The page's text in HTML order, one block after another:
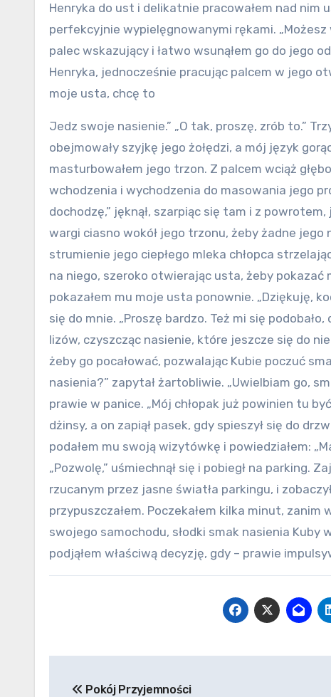
Henryka do ust i delikatnie pracowałem nad nim
perfekcyjnie wypielęgnowanymi rękami. „Możesz
palec wskazujący i łatwo wsunąłem go do jego
Henryka, jednocześnie pracując palcem w jego
moje usta, chcę to
Jedz swoje nasienie.” „O tak, proszę, zrób to.”
obejmowały szyjkę jego żołędzi, a mój język
masturbowałem jego trzon. Z palcem wciąż
wchodzenia i wychodzenia do masowania jego
dochodzę,” jęknął, szarpiąc się tam i z
wargi ciasno wokół jego trzonu, żeby żadne jego
strumienie jego ciepłego mleka chłopca
na niego, szeroko otwierając usta, żeby pokazać
pokazałem mu moje usta ponownie. „Dziękuję,
się do mnie. „Proszę bardzo. Też mi się
lizów, czyszcząc nasienie, które jeszcze się do
żeby go pocałować, pozwalając Kubie poczuć
nasienia?” zapytał żartobliwie. „Uwielbiam go,
prawie w panice. „Mój chłopak już powinien tu
dżinsy, a on zapiął pasek, gdy spieszył się do
podałem mu swoją wizytówkę i powiedziałem:
„Pozwolę,” uśmiechnął się i pobiegł na parking.
rzucanym przez jasne światła parkingu, i
przypuszczałem. Poczekałem kilka minut,
swojego samochodu, słodki smak nasienia Kuby
podjąłem właściwą decyzję, gdy – prawie
Pokój Przyjemności